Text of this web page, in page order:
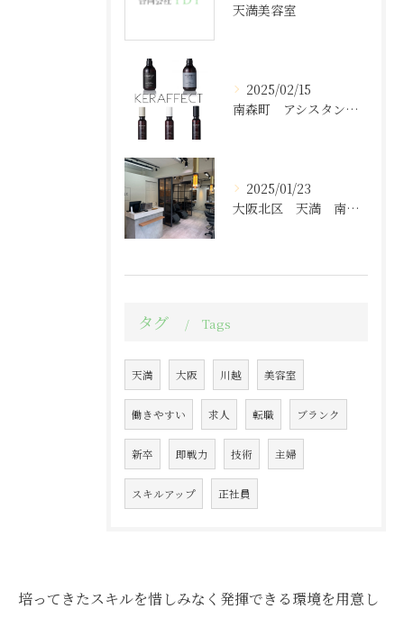
天満美容室
2025/02/15
南森町 アシスタント求人
2025/01/23
大阪北区 天満 南森町エリア 美容室求人
タグ Tags
天満 大阪 川越 美容室
働きやすい 求人 転職 ブランク
新卒 即戦力 技術 主婦
スキルアップ 正社員
培ってきたスキルを惜しみなく発揮できる環境を用意し